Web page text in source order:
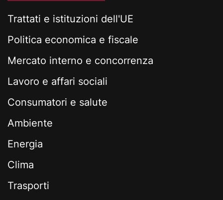
Trattati e istituzioni dell'UE
Politica economica e fiscale
Mercato interno e concorrenza
Lavoro e affari sociali
Consumatori e salute
Ambiente
Energia
Clima
Trasporti